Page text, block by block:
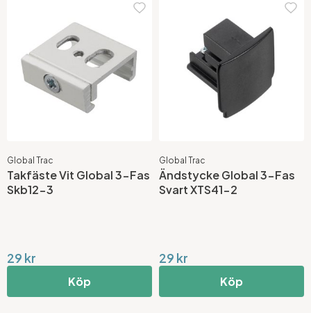
Global Trac
Takfäste Vit Global 3-Fas
Skb12-3
29 kr
Köp
Global Trac
Ändstycke Global 3-Fas
Svart XTS41-2
29 kr
Köp